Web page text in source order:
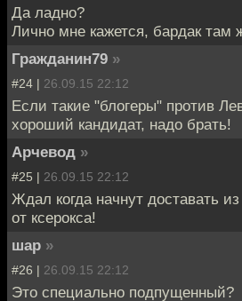
Да ладно?
Лично мне кажется, бардак там
Гражданин79 »
#24 | 26.09.15 22:12
Если такие "блогеры" против
хороший кандидат, надо брать!
Арчевод »
#25 | 26.09.15 22:12
Ждал когда начнут доставать
от ксерокса!
шар »
#26 | 26.09.15 22:12
Это специально подпущенный?